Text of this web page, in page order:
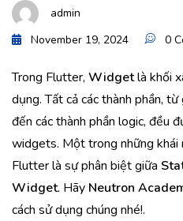
admin
November 19, 2024
0
Trong Flutter, Widgetlà khối
dụng. Tất cả các thành phần,
đến các thành phần logic, đều
widgets. Một trong những khái
Flutter là sự phân biệt giữa
Widget. Hãy Neutron
cách sử dụng chúng nhé!.